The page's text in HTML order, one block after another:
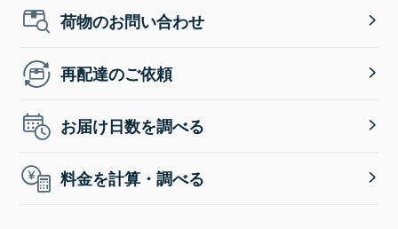
荷物のお問い合わせ
再配達のご依頼
お届け日数を調べる
料金を計算・調べる